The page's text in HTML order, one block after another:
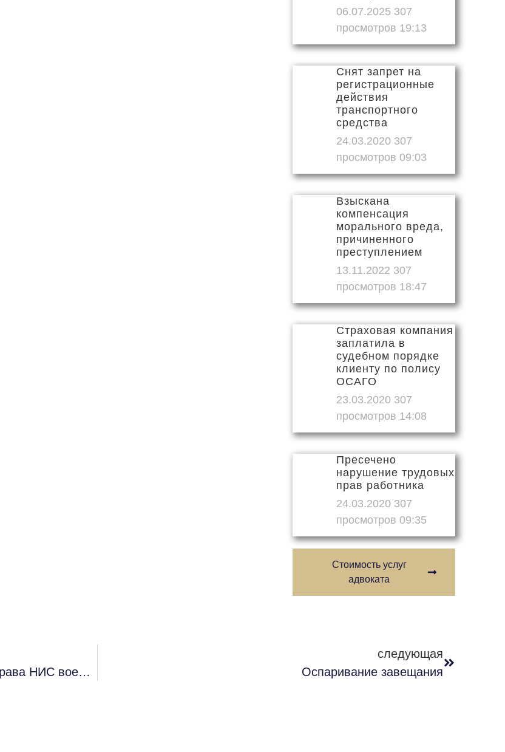
06.07.2025
19:13
Снят запрет на
регистрационные
действия
транспортного
средства
24.03.2020
09:03
Взыскана
компенсация
морального вреда,
причиненного
преступлением
13.11.2022
18:47
Страховая компания
заплатила в
судебном порядке
клиенту по полису
ОСАГО
23.03.2020
14:08
Пресечено
нарушение трудовых
прав работника
24.03.2020
09:35
Стоимость услуг
адвоката
Военнослужащему удалось отстоять свои права НИС военнослужащего
следующая
Оспаривание завещания